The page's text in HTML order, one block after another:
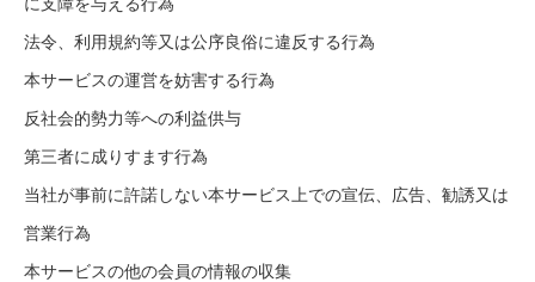
法令、利用規約等又は公序良俗に違反する行為
本サービスの運営を妨害する行為
反社会的勢力等への利益供与
第三者に成りすます行為
当社が事前に許諾しない本サービス上での宣伝、広告、勧誘又は
営業行為
本サービスの他の会員の情報の収集